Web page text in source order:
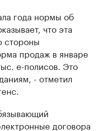
года нормы об
что эта
стороны
продаж в январе
е-полисов. Это
- отметил
договора